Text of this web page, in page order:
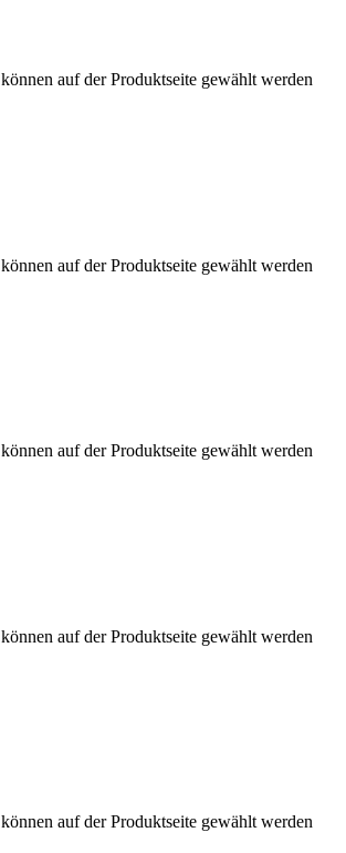
auf der Produktseite gewählt werden
auf der Produktseite gewählt werden
auf der Produktseite gewählt werden
auf der Produktseite gewählt werden
auf der Produktseite gewählt werden